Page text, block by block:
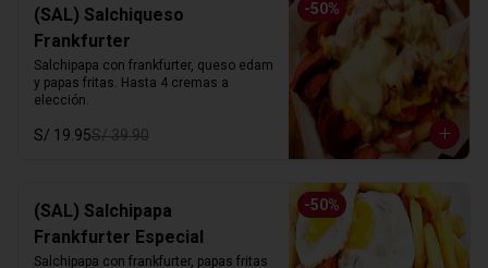
-50%
(SAL) Salchiqueso
Frankfurter
Salchipapa con frankfurter, queso edam
y papas fritas. Hasta 4 cremas a
elección.
S/ 19.95S/ 39.90
-50%
(SAL) Salchipapa
Frankfurter Especial
Salchipapa con frankfurter, papas fritas